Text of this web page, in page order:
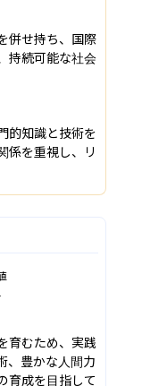
併せ持ち、国際
持続可能な社会
的知識と技術を
係を重視し、リ
育むため、実践
、豊かな人間力
育成を目指して